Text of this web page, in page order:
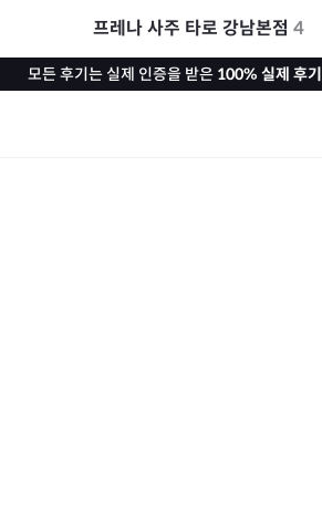
프레나 사주 타로 강남본점 4
모든 후기는 실제 인증을 받은 100% 실제 후기